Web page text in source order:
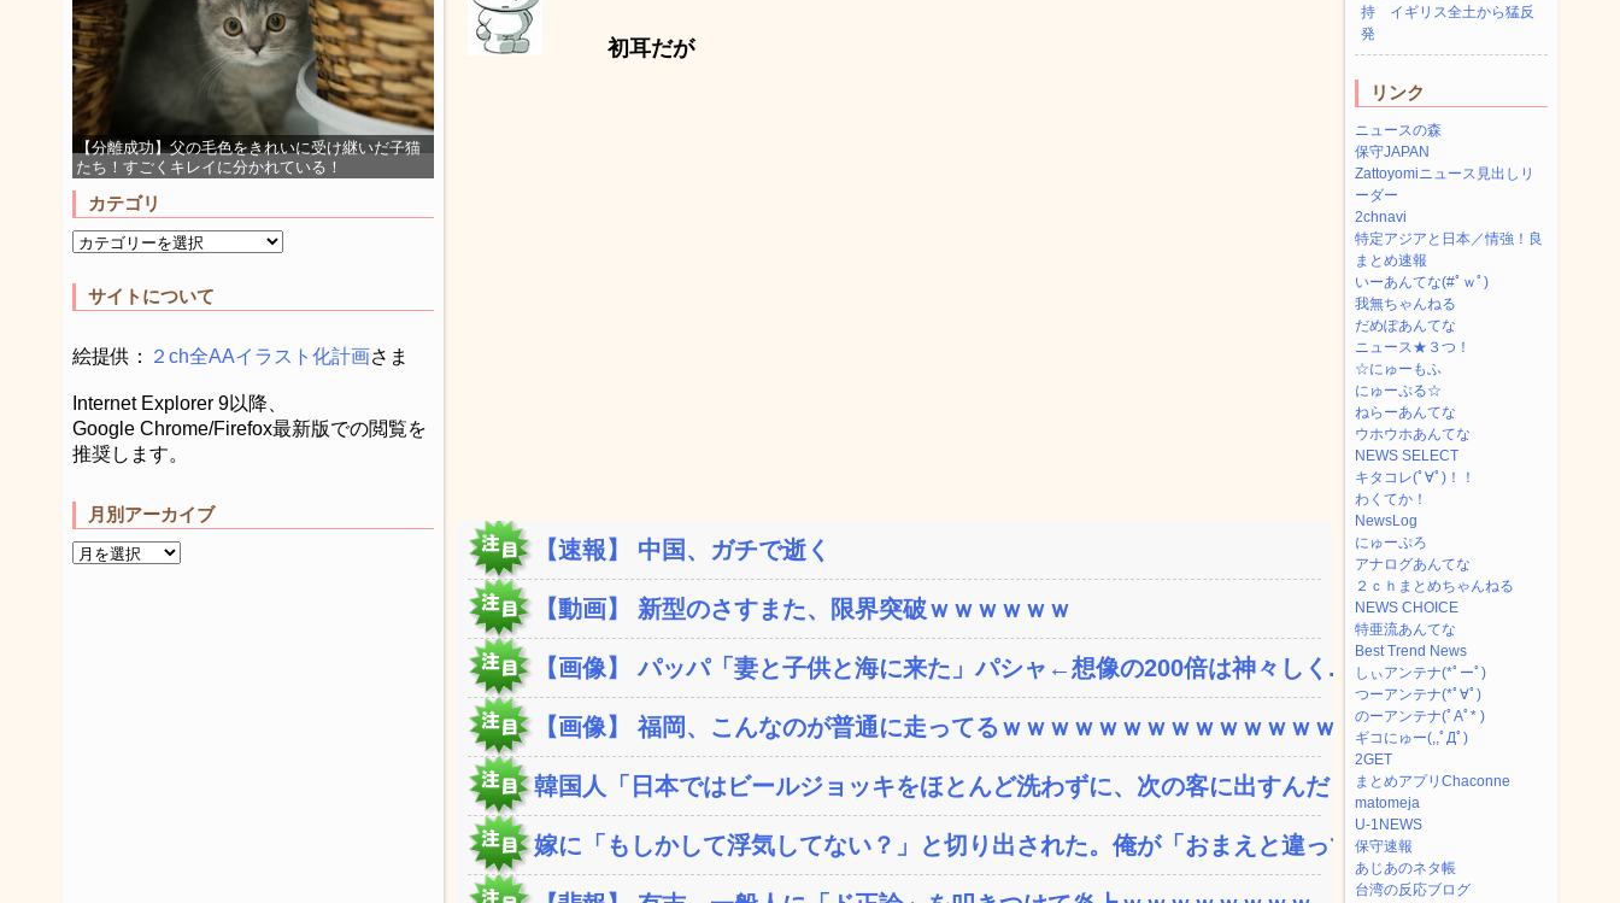
【分離成功】父の毛色をきれいに受け継いだ子猫
たち！すごくキレイに分かれている！
カテゴリ
サイトについて
絵提供： ２ch全AAイラスト化計画さま
Internet Explorer 9以降、
Google Chrome/Firefox最新版での閲覧を
推奨します。
月別アーカイブ
初耳だが
【速報】 中国、ガチで逝く
【動画】 新型のさすまた、限界突破ｗｗｗｗｗｗ
【画像】 パッパ「妻と子供と海に来た」パシャ←想像の200倍は神々しく...
【画像】 福岡、こんなのが普通に走ってるｗｗｗｗｗｗｗｗｗｗｗｗｗｗｗ...
韓国人「日本ではビールジョッキをほとんど洗わずに、次の客に出すんだ！ ...
嫁に「もしかして浮気してない？」と切り出された。俺が「おまえと違って浮...
持 イギリス全土から猛反
発
リンク
ニュースの森
保守JAPAN
Zattoyomiニュース見出しリ
ーダー
2chnavi
特定アジアと日本／情強！良
まとめ速報
いーあんてな(#ﾟｗﾟ)
我無ちゃんねる
だめぽあんてな
ニュース★３つ！
☆にゅーもふ
にゅーぷる☆
ねらーあんてな
ウホウホあんてな
NEWS SELECT
キタコレ(ﾟ∀ﾟ)！！
わくてか！
NewsLog
にゅーぷろ
アナログあんてな
２ｃｈまとめちゃんねる
NEWS CHOICE
特亜流あんてな
Best Trend News
しぃアンテナ(*ﾟーﾟ)
つーアンテナ(*ﾟ∀ﾟ)
のーアンテナ(ﾟAﾟ* )
ギコにゅー(,,ﾟДﾟ)
2GET
まとめアプリChaconne
matomeja
U-1NEWS
保守速報
あじあのネタ帳
台湾の反応ブログ